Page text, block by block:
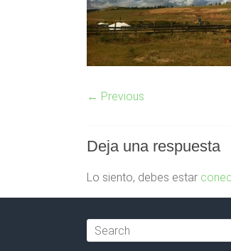
← Previous
Deja una respuesta
Lo siento, debes estar